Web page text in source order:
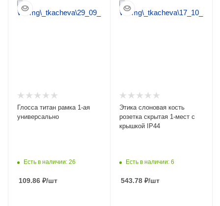
Глосса титан рамка 1-ая
универсально
Есть в наличии: 26
109.86 ₽/шт
Этика слоновая кость
розетка скрытая 1-мест с
крышкой IP44
Есть в наличии: 6
543.78 ₽/шт